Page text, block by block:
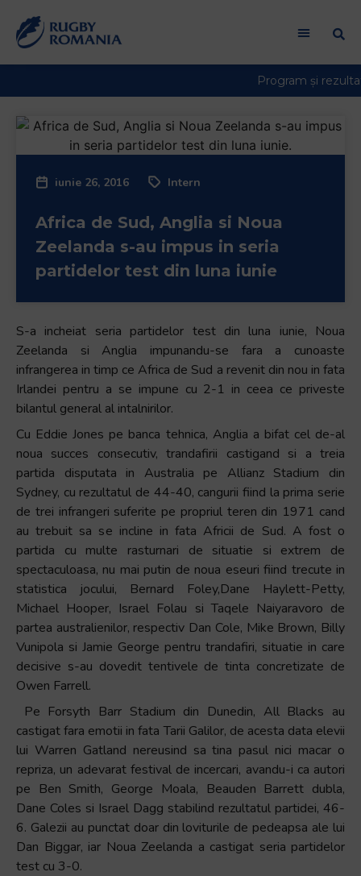
iunie 26, 2016 Intern
Africa de Sud, Anglia si Noua
Zeelanda s-au impus in seria
partidelor test din luna iunie
S-a incheiat seria partidelor test din luna iunie, Noua
Zeelanda si Anglia impunandu-se fara a cunoaste
infrangerea in timp ce Africa de Sud a revenit din nou in fata
Irlandei pentru a se impune cu 2-1 in ceea ce priveste
bilantul general al intalnirilor.
Cu Eddie Jones pe banca tehnica, Anglia a bifat cel de-al
noua succes consecutiv, trandafirii castigand si a treia
partida disputata in Australia pe Allianz Stadium din
Sydney, cu rezultatul de 44-40, cangurii fiind la prima serie
de trei infrangeri suferite pe propriul teren din 1971 cand
au trebuit sa se incline in fata Africii de Sud. A fost o
partida cu multe rasturnari de situatie si extrem de
spectaculoasa, nu mai putin de noua eseuri fiind trecute in
statistica jocului, Bernard Foley,Dane Haylett-Petty,
Michael Hooper, Israel Folau si Taqele Naiyaravoro de
partea australienilor, respectiv Dan Cole, Mike Brown, Billy
Vunipola si Jamie George pentru trandafiri, situatie in care
decisive s-au dovedit tentivele de tinta concretizate de
Owen Farrell.
Pe Forsyth Barr Stadium din Dunedin, All Blacks au
castigat fara emotii in fata Tarii Galilor, de acesta data elevii
lui Warren Gatland nereusind sa tina pasul nici macar o
repriza, un adevarat festival de incercari, avandu-i ca autori
pe Ben Smith, George Moala, Beauden Barrett dubla,
Dane Coles si Israel Dagg stabilind rezultatul partidei, 46-
6. Galezii au punctat doar din loviturile de pedeapsa ale lui
Dan Biggar, iar Noua Zeelanda a castigat seria partidelor
test cu 3-0.